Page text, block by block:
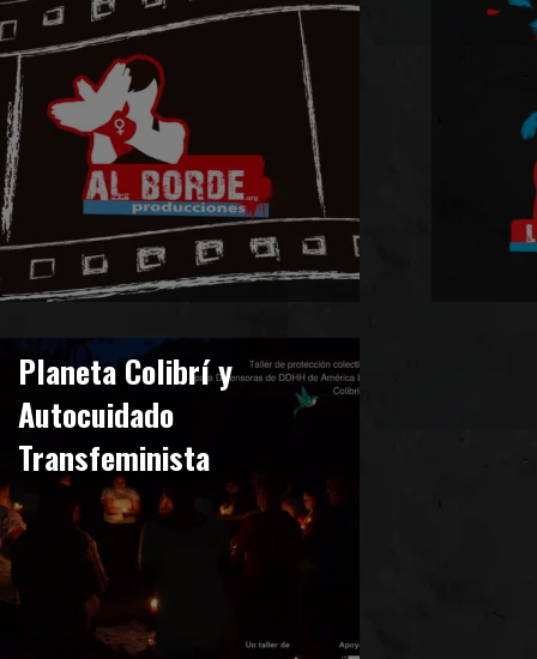
Planeta Colibrí y
Autocuidado
Transfeminista